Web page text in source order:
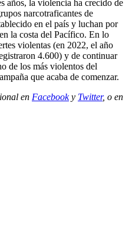
años, la violencia ha crecido de
narcotraficantes de
en el país y luchan por
la costa del Pacífico. En lo
violentas (en 2022, el año
4.600) y de continuar
de los más violentos del
que acaba de comenzar.
en Facebooky Twitter, o en